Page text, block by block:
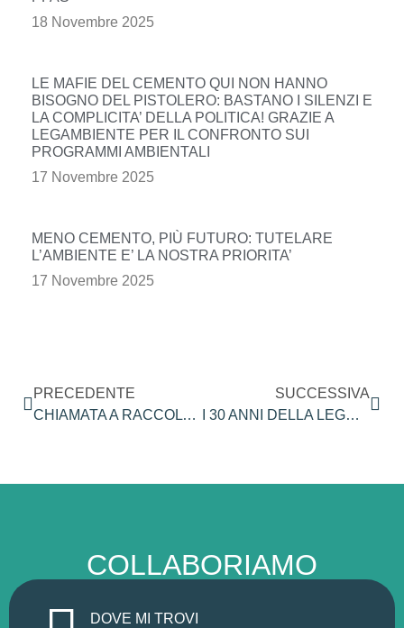
18 Novembre 2025
LE MAFIE DEL CEMENTO QUI NON HANNO
BISOGNO DEL PISTOLERO: BASTANO I SILENZI E
LA COMPLICITA’ DELLA POLITICA! GRAZIE A
LEGAMBIENTE PER IL CONFRONTO SUI
PROGRAMMI AMBIENTALI
17 Novembre 2025
MENO CEMENTO, PIÙ FUTURO: TUTELARE
L’AMBIENTE E’ LA NOSTRA PRIORITA’
17 Novembre 2025
PRECEDENTE
CHIAMATA A RACCOLTO PER LA LIBERTA’DI SCAMBIO DEI SEMI E CONTRO NUOVI E VECCHI OGM
SUCCESSIVA
I 30 ANNI DELLA LEGGE VENETA SUGLI ANIMALI D’AFFEZIONE E RANDAGISMO – LUNEDI 18 DICEMBRE INCONTRO A LIMENA
COLLABORIAMO
DOVE MI TROVI